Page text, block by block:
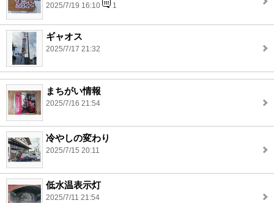
2025/7/19 16:10 1
ギャオス
2025/7/17 21:32
まちがい情報
2025/7/16 21:54
冷やしの変わり
2025/7/15 20:11
低水温表示灯
2025/7/11 21:54